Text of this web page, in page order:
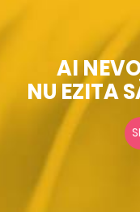
AI
NU EZITA